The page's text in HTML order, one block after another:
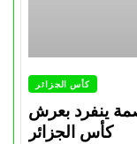
كأس الجزائر
ينفرد بعرش
كأس الجزائر